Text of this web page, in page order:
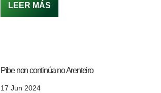
LEER MÁS
Pibe non continúa no Arenteiro
17 Jun 2024